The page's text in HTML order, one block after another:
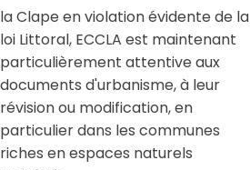
la Clape en violation évidente de la
loi Littoral, ECCLA est maintenant
particulièrement attentive aux
documents d'urbanisme, à leur
révision ou modification, en
particulier dans les communes
riches en espaces naturels